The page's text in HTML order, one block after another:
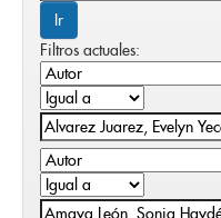
Filtros actuales: